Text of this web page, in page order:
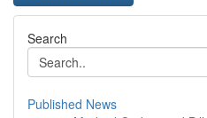
Search
Published News